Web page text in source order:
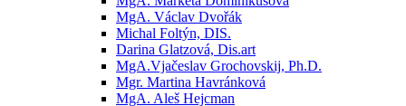
MgA. Václav Dvořák
Michal Foltýn, DIS.
Darina Glatzová, Dis.art
MgA.Vjačeslav Grochovskij, Ph.D.
Mgr. Martina Havránková
MgA. Aleš Hejcman